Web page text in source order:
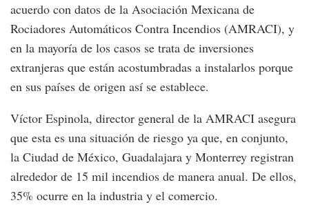
acuerdo con datos de la Asociación Mexicana de
Rociadores Automáticos Contra Incendios (AMRACI), y
en la mayoría de los casos se trata de inversiones
extranjeras que están acostumbradas a instalarlos porque
en sus países de origen así se establece.
Víctor Espinola, director general de la AMRACI asegura
que esta es una situación de riesgo ya que, en conjunto,
la Ciudad de México, Guadalajara y Monterrey registran
alrededor de 15 mil incendios de manera anual. De ellos,
35% ocurre en la industria y el comercio.